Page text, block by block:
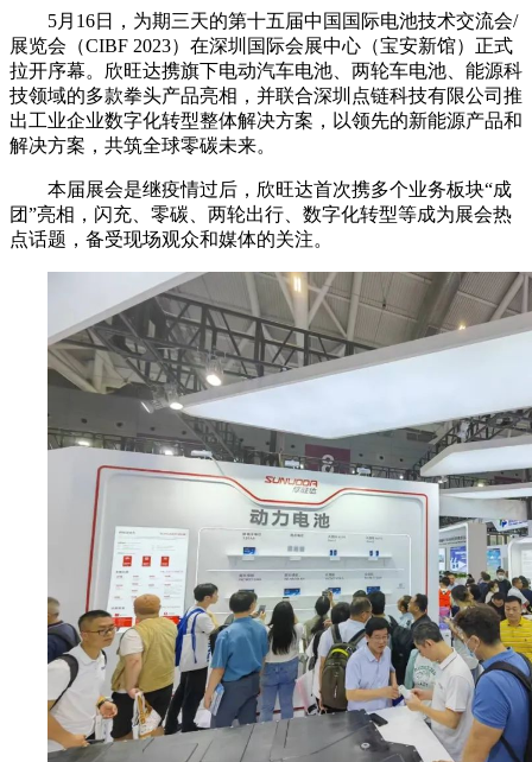
5月16日，为期三天的第十五届中国国际电池技术交流会/
展览会（CIBF 2023）在深圳国际会展中心（宝安新馆）正式
拉开序幕。欣旺达携旗下电动汽车电池、两轮车电池、能源科
技领域的多款拳头产品亮相，并联合深圳点链科技有限公司推
出工业企业数字化转型整体解决方案，以领先的新能源产品和
解决方案，共筑全球零碳未来。
本届展会是继疫情过后，欣旺达首次携多个业务板块“成
团”亮相，闪充、零碳、两轮出行、数字化转型等成为展会热
点话题，备受现场观众和媒体的关注。